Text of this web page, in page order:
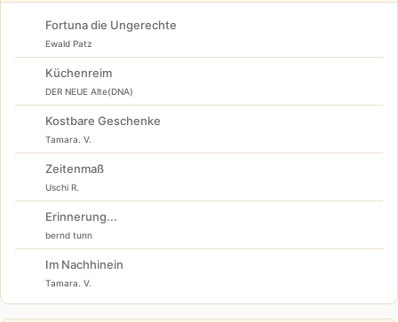
Fortuna die Ungerechte
Ewald Patz
Küchenreim
DER NEUE Alte(DNA)
Kostbare Geschenke
Tamara. V.
Zeitenmaß
Uschi R.
Erinnerung...
bernd tunn
Im Nachhinein
Tamara. V.